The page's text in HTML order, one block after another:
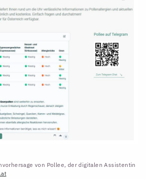
von Pollee, der digitalen Assistentin